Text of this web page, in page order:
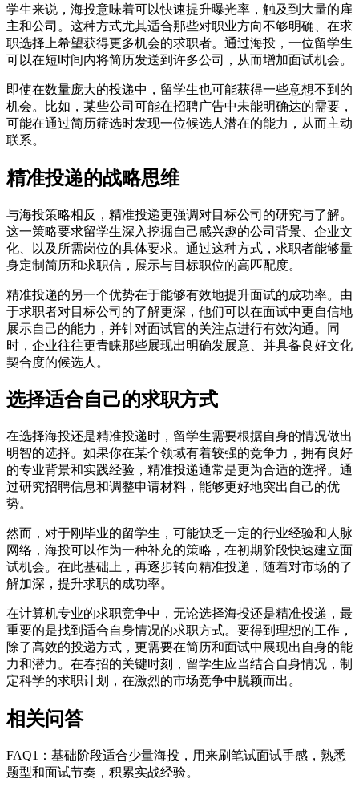
学生来说，海投意味着可以快速提升曝光率，触及到大量的雇
主和公司。这种方式尤其适合那些对职业方向不够明确、在求
职选择上希望获得更多机会的求职者。通过海投，一位留学生
可以在短时间内将简历发送到许多公司，从而增加面试机会。
即使在数量庞大的投递中，留学生也可能获得一些意想不到的
机会。比如，某些公司可能在招聘广告中未能明确达的需要，
可能在通过简历筛选时发现一位候选人潜在的能力，从而主动
联系。
精准投递的战略思维
与海投策略相反，精准投递更强调对目标公司的研究与了解。
这一策略要求留学生深入挖掘自己感兴趣的公司背景、企业文
化、以及所需岗位的具体要求。通过这种方式，求职者能够量
身定制简历和求职信，展示与目标职位的高匹配度。
精准投递的另一个优势在于能够有效地提升面试的成功率。由
于求职者对目标公司的了解更深，他们可以在面试中更自信地
展示自己的能力，并针对面试官的关注点进行有效沟通。同
时，企业往往更青睐那些展现出明确发展意、并具备良好文化
契合度的候选人。
选择适合自己的求职方式
在选择海投还是精准投递时，留学生需要根据自身的情况做出
明智的选择。如果你在某个领域有着较强的竞争力，拥有良好
的专业背景和实践经验，精准投递通常是更为合适的选择。通
过研究招聘信息和调整申请材料，能够更好地突出自己的优
势。
然而，对于刚毕业的留学生，可能缺乏一定的行业经验和人脉
网络，海投可以作为一种补充的策略，在初期阶段快速建立面
试机会。在此基础上，再逐步转向精准投递，随着对市场的了
解加深，提升求职的成功率。
在计算机专业的求职竞争中，无论选择海投还是精准投递，最
重要的是找到适合自身情况的求职方式。要得到理想的工作，
除了高效的投递方式，更需要在简历和面试中展现出自身的能
力和潜力。在春招的关键时刻，留学生应当结合自身情况，制
定科学的求职计划，在激烈的市场竞争中脱颖而出。
相关问答
FAQ1：基础阶段适合少量海投，用来刷笔试面试手感，熟悉
题型和面试节奏，积累实战经验。